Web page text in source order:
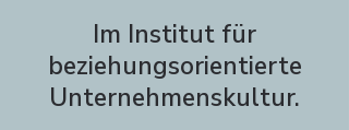
Im Institut für
beziehungsorientierte
Unternehmenskultur.